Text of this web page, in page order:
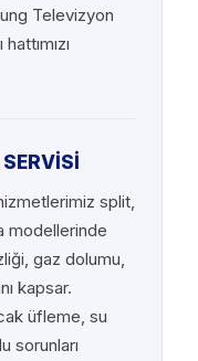
Televizyon
split,
modellerinde
gaz dolumu,
kapsar.
üfleme, su
sorunları